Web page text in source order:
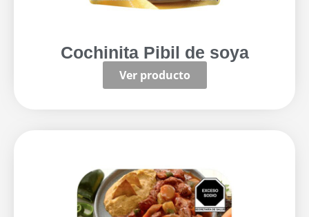
Cochinita Pibil de soya
Ver producto